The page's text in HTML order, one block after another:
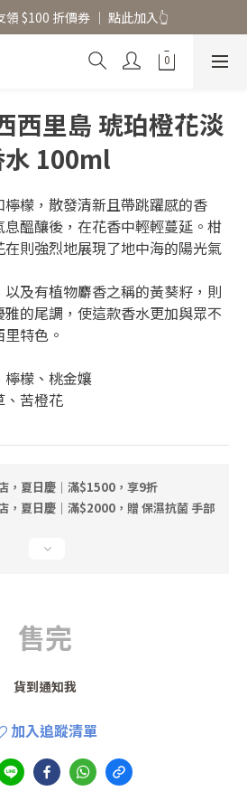
香水原精  l 兩件85、三件79折
領 $100 折價券 │ 點此加入👆
香水原精  l 兩件85、三件79折
西里島 琥珀橙花淡
100ml
檬，散發清新且帶跳躍感的香
醞釀後，在花香中輕輕蔓延。柑
則強烈地展現了地中海的陽光氣
及有植物麝香之稱的黃葵籽，則
的尾調，使這款香水更加與眾不
特色。
檬、桃金孃
、苦橙花
，夏日慶｜滿$1500，享9折
，夏日慶｜滿$2000，贈 保濕抗菌 手部
售完
貨到通知我
加入追蹤清單